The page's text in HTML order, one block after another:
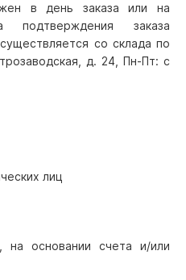
в день заказа или на
заказа
со склада по
д. 24, Пн-Пт: с
на основании счета и/или